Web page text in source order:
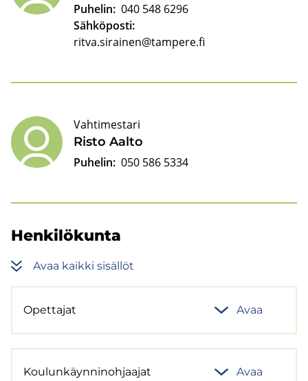
Puhelin: 040 548 6296
Sähköposti:
ritva.sirainen@tampere.fi
Risto Aalto
Vahtimestari
Puhelin: 050 586 5334
Hen­ki­lö­kun­ta
Avaa kaik­ki si­säl­löt
Opet­ta­jat Avaa
Kou­lun­käyn­ni­noh­jaa­jat Avaa